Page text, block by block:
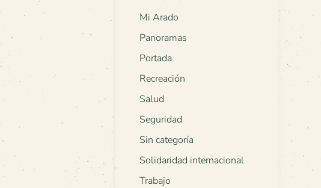
Mi Arado
Panoramas
Portada
Recreación
Salud
Seguridad
Sin categoría
Solidaridad internacional
Trabajo